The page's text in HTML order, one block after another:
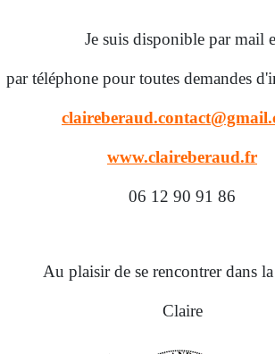
Je suis disponible par mail
par téléphone pour toutes demandes
www.claireberaud.fr
06 12 90 91 86
Au plaisir de se rencontrer dans
Claire